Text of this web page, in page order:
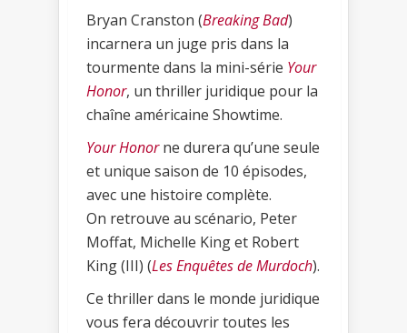
Bryan Cranston (Breaking Bad)
incarnera un juge pris dans la
tourmente dans la mini-série Your
Honor, un thriller juridique pour la
chaîne américaine Showtime.
Your Honorne durera qu’une seule
et unique saison de 10 épisodes,
avec une histoire complète.
On retrouve au scénario, Peter
Moffat, Michelle King et Robert
King (III) (Les Enquêtes de Murdoch).
Ce thriller dans le monde juridique
vous fera découvrir toutes les